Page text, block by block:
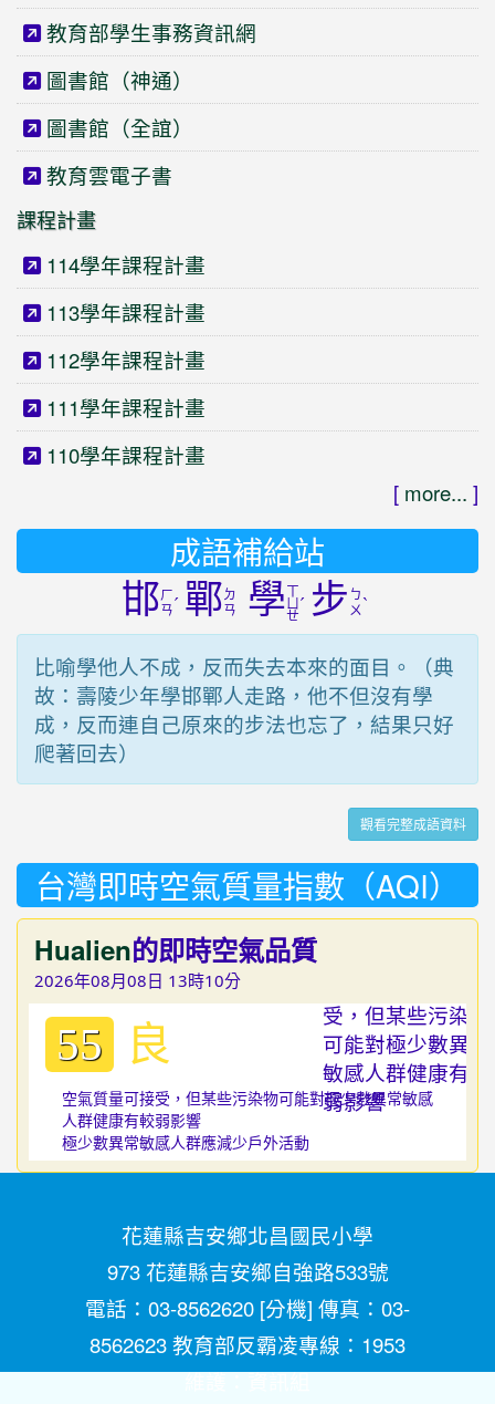
教育部學生事務資訊網
圖書館（神通）
圖書館（全誼）
教育雲電子書
課程計畫
114學年課程計畫
113學年課程計畫
112學年課程計畫
111學年課程計畫
110學年課程計畫
[ more... ]
成語補給站
邯ㄏ
ㄢˊ 鄲ㄉ
ㄢ
學ㄩ
ㄝ
ˊ 步 ㄅ
ㄨˋ
比喻學他人不成，反而失去本來的面目。（典
故：壽陵少年學邯鄲人走路，他不但沒有學
成，反而連自己原來的步法也忘了，結果只好
爬著回去）
觀看完整成語資料
台灣即時空氣質量指數（AQI）
Hualien的即時空氣品質
2026年08月08日 13時10分
55 良
空氣質量可接受，但某些污染物可能對極少數異常敏感
人群健康有較弱影響
極少數異常敏感人群應減少戶外活動
花蓮縣吉安鄉北昌國民小學
973 花蓮縣吉安鄉自強路533號
電話：03-8562620 [分機] 傳真：03-
8562623 教育部反霸凌專線：1953
維護：資訊組